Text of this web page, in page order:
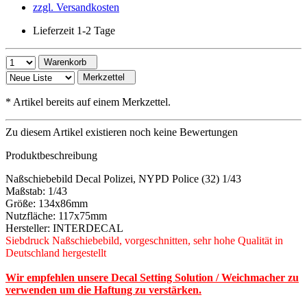
zzgl. Versandkosten
Lieferzeit 1-2 Tage
Warenkorb
Merkzettel
* Artikel bereits auf einem Merkzettel.
Zu diesem Artikel existieren noch keine Bewertungen
Produktbeschreibung
Naßschiebebild Decal Polizei, NYPD Police (32) 1/43
Maßstab: 1/43
Größe: 134x86mm
Nutzfläche: 117x75mm
Hersteller: INTERDECAL
Siebdruck Naßschiebebild, vorgeschnitten, sehr hohe Qualität in
Deutschland hergestellt
Wir empfehlen unsere Decal Setting Solution / Weichmacher zu
verwenden um die Haftung zu verstärken.